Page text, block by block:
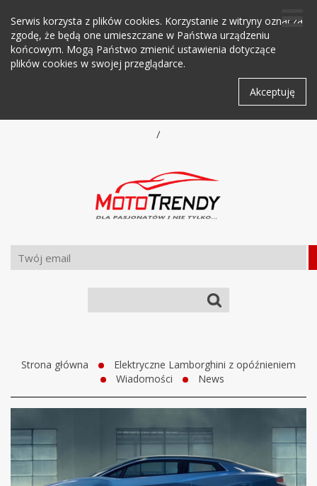
Serwis korzysta z plików cookies. Korzystanie z witryny oznacza
zgodę, że będą one umieszczane w Państwa urządzeniu
końcowym. Mogą Państwo zmienić ustawienia dotyczące
plików cookies w swojej przeglądarce.
Akceptuję
/
Strona główna
Elektryczne Lamborghini z opóźnieniem
Wiadomości
News